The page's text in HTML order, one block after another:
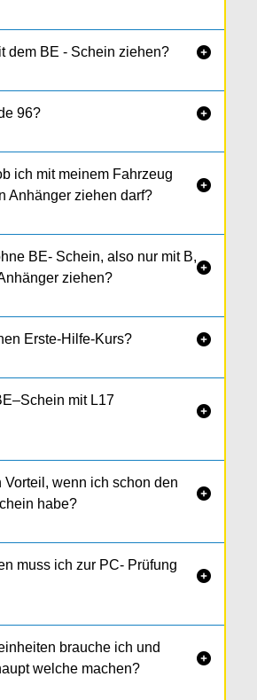
dem BE - Schein ziehen? 
96? 
ich mit meinem Fahrzeug
Anhänger ziehen darf?

BE- Schein, also nur mit B,
ziehen?

Erste-Hilfe-Kurs? 
mit L17

Vorteil, wenn ich schon den
habe?

muss ich zur PC- Prüfung

brauche ich und
welche machen?
